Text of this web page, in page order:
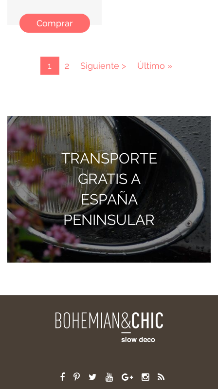
Comprar
Paginación
Página
actual
1 Page
2
Página
Siguiente >
Última
Último »
TRANSPORTE
GRATIS A
ESPAÑA
PENINSULAR